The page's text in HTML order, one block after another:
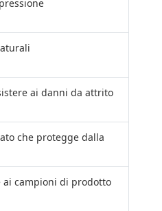
ai danni da attrito
che protegge dalla
ai campioni di prodotto